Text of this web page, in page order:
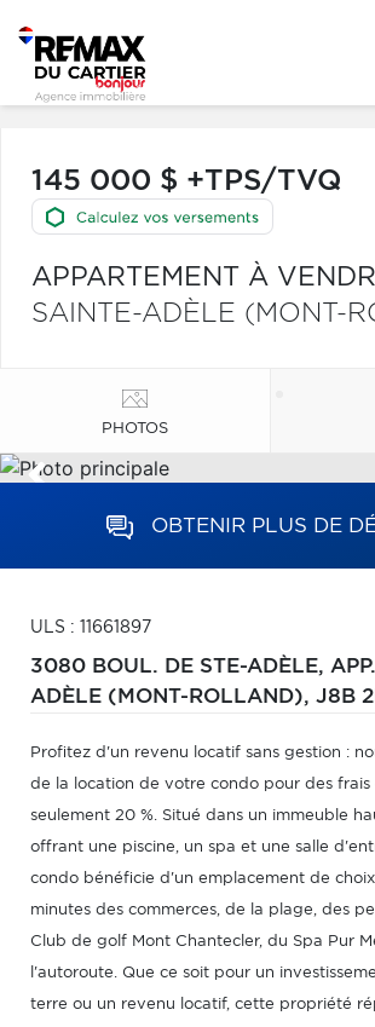
145 000 $ +TPS/TVQ
APPARTEMENT À
SAINTE-ADÈLE (MONT-
PHOTOS
OBTENIR PLUS DE
ULS : 11661897
3080 BOUL. DE STE-ADÈLE,
ADÈLE (MONT-ROLLAND), J8B
Profitez d'un revenu locatif sans gestion :
de la location de votre condo pour des frais
seulement 20 %. Situé dans un immeuble
offrant une piscine, un spa et une salle
condo bénéficie d'un emplacement de
minutes des commerces, de la plage, des
Club de golf Mont Chantecler, du Spa Pur
l'autoroute. Que ce soit pour un
terre ou un revenu locatif, cette propriété